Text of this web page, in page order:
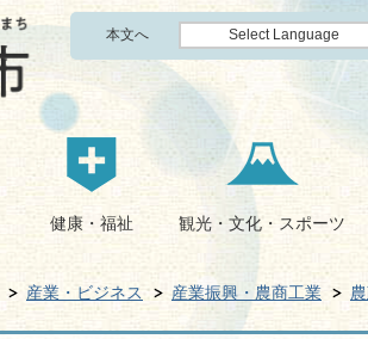
本文へ Select Language
健康・福祉 観光・文化・スポーツ
産業・ビジネス 産業振興・農商工業